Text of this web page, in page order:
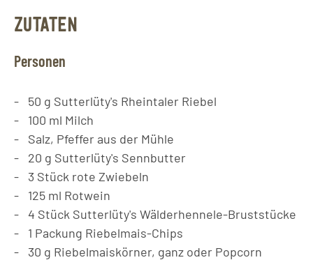
ZUTATEN
Personen
50 g Sutterlüty's Rheintaler Riebel
100 ml Milch
Salz, Pfeffer aus der Mühle
20 g Sutterlüty's Sennbutter
3 Stück rote Zwiebeln
125 ml Rotwein
4 Stück Sutterlüty's Wälderhennele-Bruststücke
1 Packung Riebelmais-Chips
30 g Riebelmaiskörner, ganz oder Popcorn